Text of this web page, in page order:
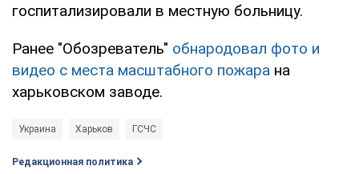
госпитализировали в местную больницу.
Ранее "Обозреватель" обнародовал фото и
видео с места масштабного пожара на
харьковском заводе.
Украина Харьков ГСЧС
Редакционная политика